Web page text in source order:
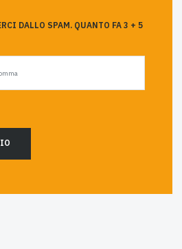
DALLO SPAM. QUANTO FA 3 + 5